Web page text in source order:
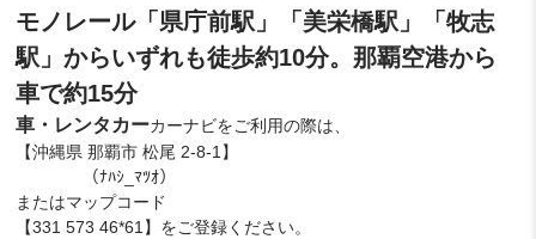
モノレール「県庁前駅」「美栄橋駅」「牧志
駅」からいずれも徒歩約10分。那覇空港から
車で約15分
車・レンタカーカーナビをご利用の際は、
【沖縄県 那覇市 松尾 2-8-1】
（ﾅﾊｼ_ﾏﾂｵ）
またはマップコード
【331 573 46*61】をご登録ください。